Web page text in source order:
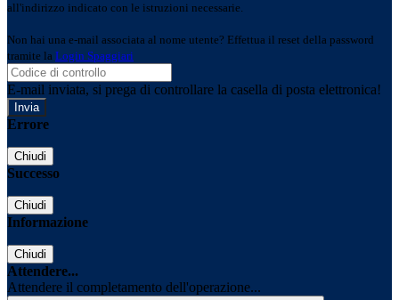
all'indirizzo indicato con le istruzioni necessarie.
Non hai una e-mail associata al nome utente? Effettua il reset della password
tramite la Login Spaggiari
E-mail inviata, si prega di controllare la casella di posta elettronica!
Errore
Chiudi
Successo
Chiudi
Informazione
Chiudi
Attendere...
Attendere il completamento dell'operazione...